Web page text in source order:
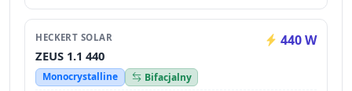
HECKERT SOLAR 440 W
ZEUS 1.1 440
Monocrystalline
Bifacjalny